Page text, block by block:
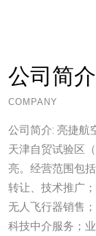
公司简介
COMPANY
公司简介: 亮捷航
天津自贸试验区
亮。经营范围包
转让、技术推广
无人飞行器销售
科技中介服务；